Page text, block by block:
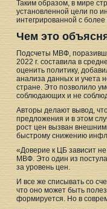
Таким образом, в мире
установленной цели по
интегрированной с
Чем это
Подсчеты МВФ,
2022 г. составила в
оценить политику,
анализа данных и учета
стране. Это позволило
соблюдающих и не
Авторы делают вывод,
предложения и в этом
рост цен вызван
быстрому снижению
«Доверие к ЦБ зависит
МВФ. Это один из
за уровень цен.
И все же списывать со
что оно может быть
формируется. Но в